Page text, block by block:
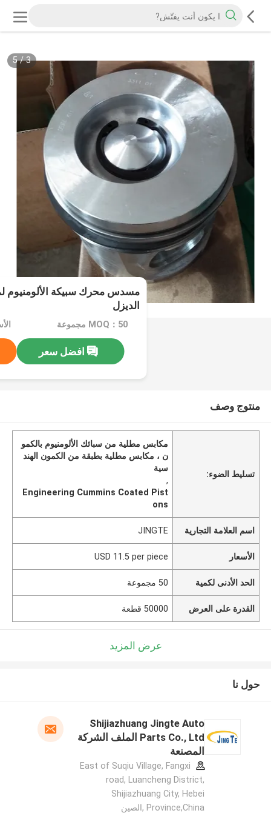
3
/
5
الديزل
MOQ：50 مجموعة
افضل سعر
منتوج وصف
تسليط الضوء:
مكابس مطلية من سبائك الألومنيوم بالكمو
ن ، مكابس مطلية بطبقة من الكمون الهند
سية
,
Engineering Cummins Coated Pist
ons
اسم العلامة التجارية JINGTE
الأسعار USD 11.5 per piece
الحد الأدنى لكمية 50 مجموعة
القدرة على العرض 50000 قطعة
عرض المزيد
حول نا
Shijiazhuang Jingte Auto
Parts Co., Ltd الملف الشركة
المصنعة
East of Suqiu Village, Fangxi
road, Luancheng District,
Shijiazhuang City, Hebei
Province,China ,الصين